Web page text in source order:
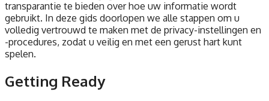
transparantie te bieden over hoe uw informatie wordt
gebruikt. In deze gids doorlopen we alle stappen om u
volledig vertrouwd te maken met de privacy-instellingen en
-procedures, zodat u veilig en met een gerust hart kunt
spelen.
Getting Ready